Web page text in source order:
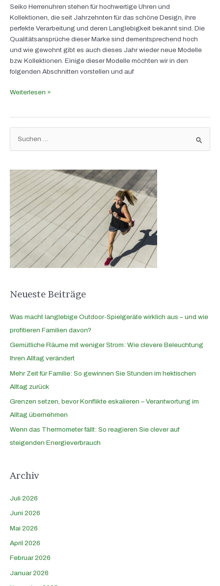
Seiko Herrenuhren stehen für hochwertige Uhren und
Kollektionen, die seit Jahrzehnten für das schöne Design, ihre
perfekte Verarbeitung und deren Langlebigkeit bekannt sind. Die
Qualitätsansprüche dieser Marke sind dementsprechend hoch
und wie gewohnt gibt es auch dieses Jahr wieder neue Modelle
bzw. Kollektionen. Einige dieser Modelle möchten wir in den
folgenden Abschnitten vorstellen und auf
Weiterlesen »
c
h
e
n
a
c
Neueste Beiträge
Was macht langlebige Outdoor-Spielgeräte wirklich aus – und wie
profitieren Familien davon?
Gemütliche Räume mit weniger Strom: Wie clevere Beleuchtung
Ihren Alltag verändert
Mehr Zeit für Familie: So gewinnen Sie Stunden im hektischen
Alltag zurück
Grenzen setzen, bevor Konflikte eskalieren – Verantwortung im
Alltag übernehmen
Wenn das Thermometer fällt: So reagieren Sie clever auf
steigenden Energieverbrauch
Archiv
Juli 2026
Juni 2026
Mai 2026
April 2026
Februar 2026
Januar 2026